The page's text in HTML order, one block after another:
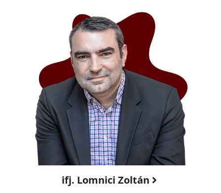
ifj. Lomnici Zoltán